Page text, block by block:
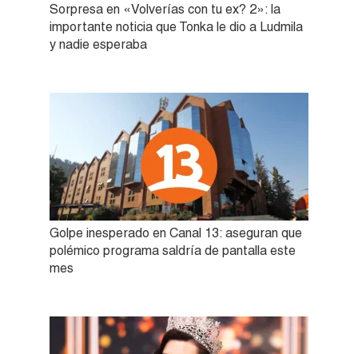
Sorpresa en «Volverías con tu ex? 2»: la
importante noticia que Tonka le dio a Ludmila
y nadie esperaba
Golpe inesperado en Canal 13: aseguran que
polémico programa saldría de pantalla este
mes